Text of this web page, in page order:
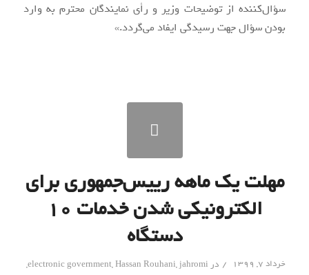
سؤال‌کننده از توضیحات وزیر و رأی نمایندگان محترم به وارد
بودن سؤال جهت رسیدگی ایفاد می‌گردد.»
مهلت یک ماهه رییس‌جمهوری برای
الکترونیکی شدن خدمات ۱۰
دستگاه
خرداد ۷, ۱۳۹۹ / در electronic government,Hassan Rouhani,jahromi
,